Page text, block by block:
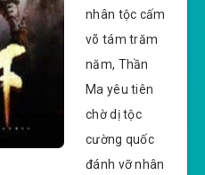
nhân tộc cấm
võ tám trăm
năm, Thần
Ma yêu tiên
chờ dị tộc
cường quốc
đánh vỡ nhân